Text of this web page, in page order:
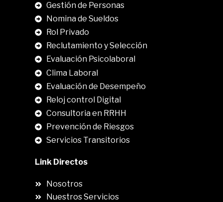
Gestión de Personas
Nomina de Sueldos
Rol Privado
Reclutamiento y Selección
Evaluación Psicolaboral
Clima Laboral
Evaluación de Desempeño
Reloj control Digital
Consultoria en RRHH
Prevención de Riesgos
Servicios Transitorios
Link Directos
Nosotros
Nuestros Servicios